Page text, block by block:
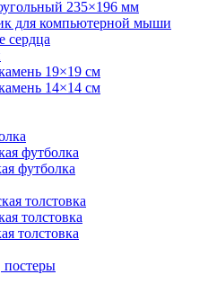
235×196 мм
для компьютерной мыши
сердца
19×19 см
14×14 см
футболка
футболка
толстовка
толстовка
толстовка